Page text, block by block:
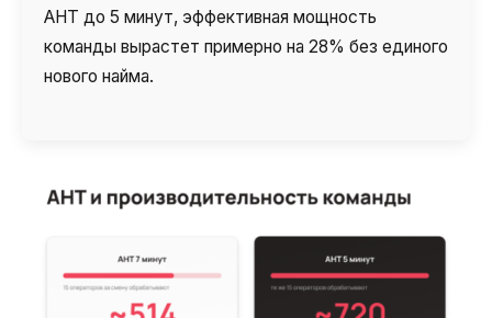
AHT до 5 минут, эффективная мощность
команды вырастет примерно на 28% без единого
нового найма.